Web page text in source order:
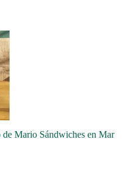
Mario Sándwiches en Mar